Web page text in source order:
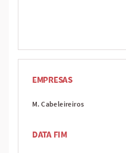
EMPRESAS
M. Cabeleireiros
DATA FIM